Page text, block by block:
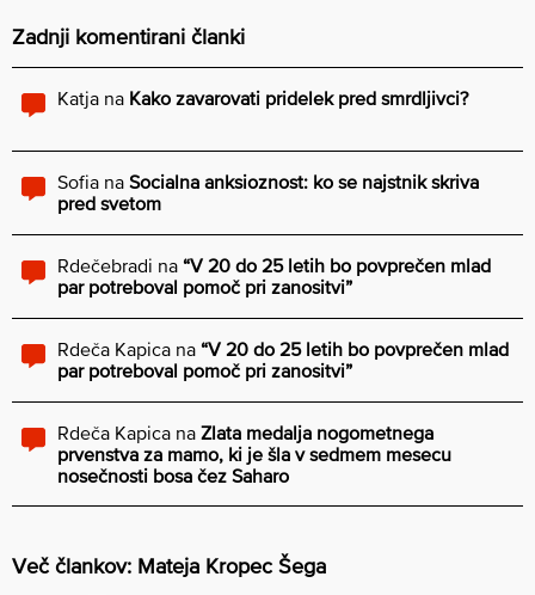
Zadnji komentirani članki
Katja na Kako zavarovati pridelek pred smrdljivci?
Sofia na Socialna anksioznost: ko se najstnik skriva
pred svetom
Rdečebradi na “V 20 do 25 letih bo povprečen mlad
par potreboval pomoč pri zanositvi”
Rdeča Kapica na “V 20 do 25 letih bo povprečen mlad
par potreboval pomoč pri zanositvi”
Rdeča Kapica na Zlata medalja nogometnega
prvenstva za mamo, ki je šla v sedmem mesecu
nosečnosti bosa čez Saharo
Več člankov: Mateja Kropec Šega